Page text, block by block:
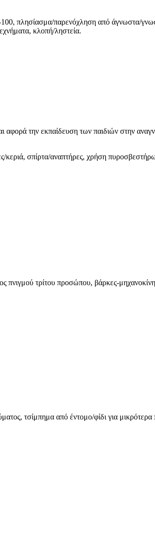
100, πλησίασμα/παρενόχληση από άγνωστα/
κλοπή/ληστεία.
αφορά την εκπαίδευση των παιδιών στην
κεριά, σπίρτα/αναπτήρες, χρήση
πνιγμού τρίτου προσώπου, βάρκες-
τσίμπημα από έντομο/φίδι για μικρότερα